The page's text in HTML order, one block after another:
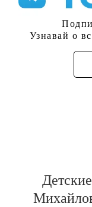
Узнавай о